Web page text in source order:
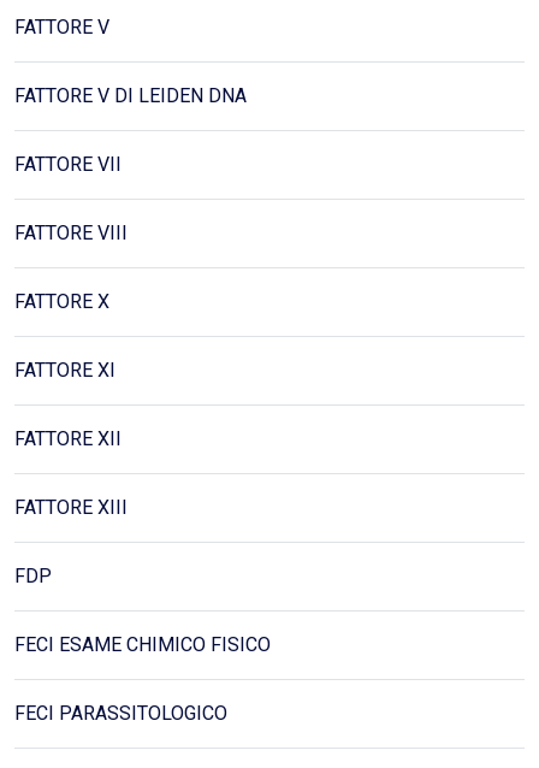
FATTORE V
FATTORE V DI LEIDEN DNA
FATTORE VII
FATTORE VIII
FATTORE X
FATTORE XI
FATTORE XII
FATTORE XIII
FDP
FECI ESAME CHIMICO FISICO
FECI PARASSITOLOGICO